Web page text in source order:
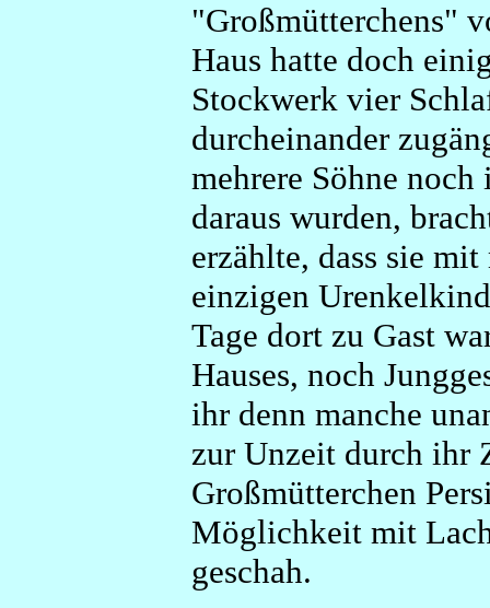
"Großmütterchens"
Haus hatte doch
Stockwerk vier
durcheinander
mehrere Söhne
daraus wurden,
erzählte, dass sie
einzigen
Tage dort zu Gast
Hauses, noch
ihr denn manche
zur Unzeit durch ihr
Großmütterchen
Möglichkeit mit
geschah.